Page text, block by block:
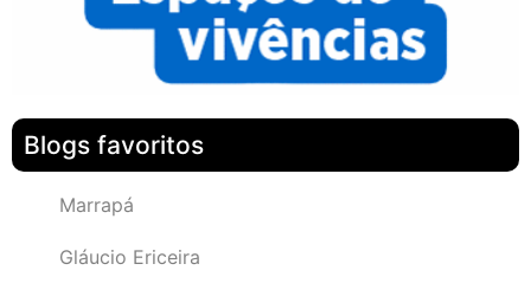
Blogs favoritos
Marrapá
Gláucio Ericeira